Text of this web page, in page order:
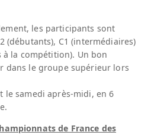
les participants sont
(débutants), C1 (intermédiaires)
la compétition). Un bon
dans le groupe supérieur lors
le samedi après-midi, en 6
de France des